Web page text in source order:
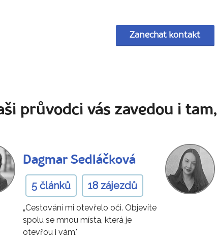
Zanechat kontakt
průvodci vás zavedou i
Dagmar Sedláčková
5 článků 18 zájezdů
„Cestování mi otevřelo oči. Objevíte
spolu se mnou místa, která je
otevřou i vám."